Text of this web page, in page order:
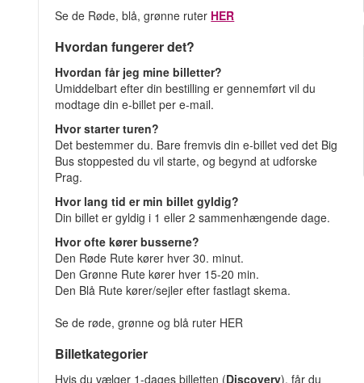
Se de Røde, blå, grønne ruter HER
Hvordan fungerer det?
Hvordan får jeg mine billetter?
Umiddelbart efter din bestilling er gennemført vil du
modtage din e-billet per e-mail.
Hvor starter turen?
Det bestemmer du. Bare fremvis din e-billet ved det Big
Bus stoppested du vil starte, og begynd at udforske
Prag.
Hvor lang tid er min billet gyldig?
Din billet er gyldig i 1 eller 2 sammenhængende dage.
Hvor ofte kører busserne?
Den Røde Rute kører hver 30. minut.
Den Grønne Rute kører hver 15-20 min.
Den Blå Rute kører/sejler efter fastlagt skema.
Se de røde, grønne og blå ruter HER
Billetkategorier
Hvis du vælger 1-dages billetten (Discovery), får du